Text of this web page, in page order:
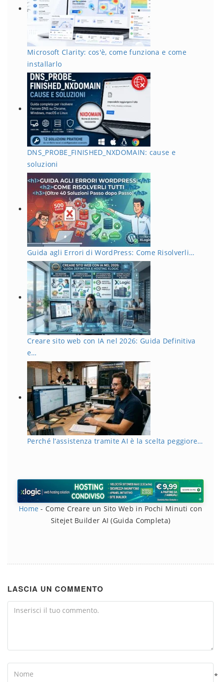
Microsoft Clarity: cos'è, come funziona e come
installarlo
DNS_PROBE_FINISHED_NXDOMAIN: cause e
soluzioni
Guida agli Errori di WordPress: Come Risolverli…
Creare sito web con IA nel 2026: Guida Definitiva
e…
Perché l’assistenza tramite AI è la scelta peggiore…
Home -Come Creare un Sito Web in Pochi Minuti con
Sitejet Builder AI (Guida Completa)
LASCIA UN COMMENTO
Comment
*